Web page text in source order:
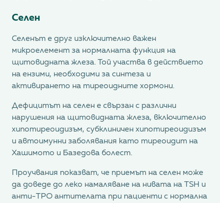
Селен
Селенът е друг изключително важен
микроелемент за нормалната функция на
щитовидната жлеза. Той участва в действието
на ензими, необходими за синтеза и
активирането на тиреоидните хормони.
Дефицитът на селен е свързан с различни
нарушения на щитовидната жлеза, включително
хипотиреоидизъм, субклиничен хипотиреоидизъм
и автоимунни заболявания като тиреоидит на
Хашимото и Базедова болест.
Проучвания показват, че приемът на селен може
да доведе до леко намаляване на нивата на TSH и
анти-TPO антителата при пациенти с нормална